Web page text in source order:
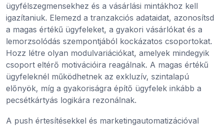
ügyfélszegmensekhez és a vásárlási mintákhoz kell
igazítaniuk. Elemezd a tranzakciós adataidat, azonosítsd
a magas értékű ügyfeleket, a gyakori vásárlókat és a
lemorzsolódás szempontjából kockázatos csoportokat.
Hozz létre olyan modulvariációkat, amelyek mindegyik
csoport eltérő motivációira reagálnak. A magas értékű
ügyfeleknél működhetnek az exkluzív, szintalapú
előnyök, míg a gyakoriságra építő ügyfelek inkább a
pecsétkártyás logikára rezonálnak.
A push értesítésekkel és marketingautomatizációval